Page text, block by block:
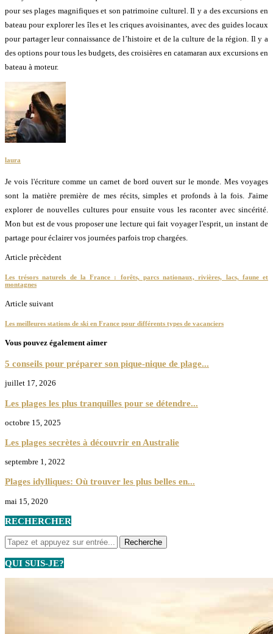
pour ses plages magnifiques et son patrimoine culturel. Il y a des excursions en
bateau pour explorer les îles et les criques avoisinantes, avec des guides locaux
pour partager leur connaissance de l’histoire et de la culture de la région. Il y a
des options pour tous les budgets, des croisières en catamaran aux excursions en
bateau à moteur.
laura
Je vois l'écriture comme un carnet de bord ouvert sur le monde. Mes voyages
sont la matière première de mes récits, simples et profonds à la fois. J'aime
explorer de nouvelles cultures pour ensuite vous les raconter avec sincérité.
Mon but est de vous proposer une lecture qui fait voyager l'esprit, un instant de
partage pour éclairer vos journées parfois trop chargées.
Article prècèdent
Les trésors naturels de la France : forêts, parcs nationaux, rivières, lacs, faune et
montagnes
Article suivant
Les meilleures stations de ski en France pour différents types de vacanciers
Vous pouvez également aimer
5 conseils pour préparer son pique-nique de plage...
juillet 17, 2026
Les plages les plus tranquilles pour se détendre...
octobre 15, 2025
Les plages secrètes à découvrir en Australie
septembre 1, 2022
Plages idylliques: Où trouver les plus belles en...
mai 15, 2020
RECHERCHER
QUI SUIS-JE?